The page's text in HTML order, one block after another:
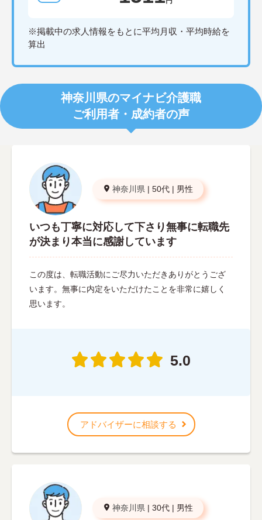
※掲載中の求人情報をもとに平均月収・平均時給を
算出
神奈川県のマイナビ介護職
ご利用者・成約者の声
神奈川県 | 50代 | 男性
いつも丁寧に対応して下さり無事に転職先
が決まり本当に感謝しています
この度は、転職活動にご尽力いただきありがとうござ
います。無事に内定をいただけたことを非常に嬉しく
思います。
5.0
アドバイザーに相談する
神奈川県 | 30代 | 男性